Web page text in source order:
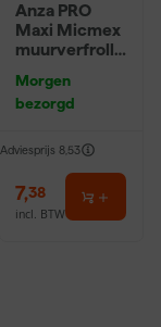
Anza PRO
Maxi Micmex
muurverfrolle
Morgen
bezorgd
Adviesprijs 8,53
7,38
incl. BTW